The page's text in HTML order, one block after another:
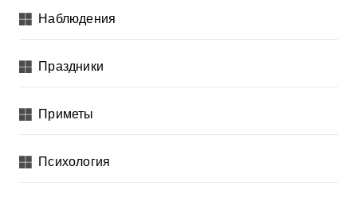
Наблюдения
Праздники
Приметы
Психология